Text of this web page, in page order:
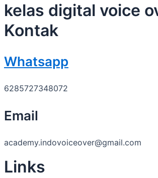
kelas digital voice
Kontak
Whatsapp
6285727348072
Email
academy.indovoiceover@gmail.com
Links